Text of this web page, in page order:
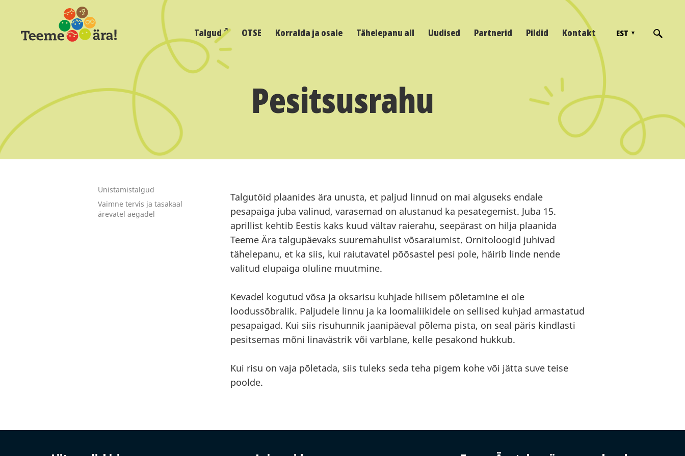
Talgud OTSE Korralda ja osale Tähelepanu all Uudised Partnerid Pildid Kontakt EST
Pesitsusrahu
Unistamistalgud
Vaimne tervis ja tasakaal
ärevatel aegadel
Talgutöid plaanides ära unusta, et paljud linnud on mai alguseks endale
pesapaiga juba valinud, varasemad on alustanud ka pesategemist. Juba 15.
aprillist kehtib Eestis kaks kuud vältav raierahu, seepärast on hilja plaanida
Teeme Ära talgupäevaks suuremahulist võsaraiumist. Ornitoloogid juhivad
tähelepanu, et ka siis, kui raiutavatel põõsastel pesi pole, häirib linde nende
valitud elupaiga oluline muutmine.
Kevadel kogutud võsa ja oksarisu kuhjade hilisem põletamine ei ole
loodussõbralik. Paljudele linnu ja ka loomaliikidele on sellised kuhjad armastatud
pesapaigad. Kui siis risuhunnik jaanipäeval põlema pista, on seal päris kindlasti
pesitsemas mõni linavästrik või varblane, kelle pesakond hukkub.
Kui risu on vaja põletada, siis tuleks seda teha pigem kohe või jätta suve teise
poolde.